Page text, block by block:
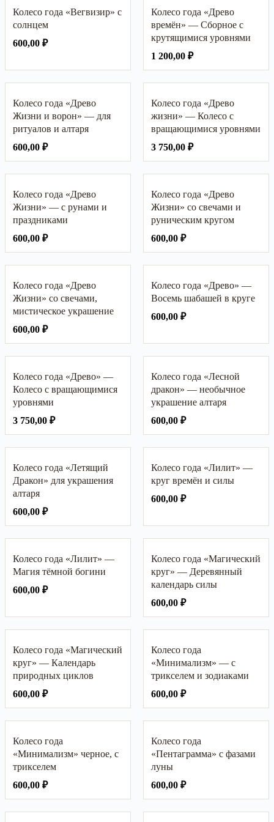
Колесо года «Вегвизир» с
солнцем
600,00 ₽
Колесо года «Древо
времён» — Сборное с
крутящимися уровнями
1 200,00 ₽
Колесо года «Древо
Жизни и ворон» — для
ритуалов и алтаря
600,00 ₽
Колесо года «Древо
жизни» — Колесо с
вращающимися уровнями
3 750,00 ₽
Колесо года «Древо
Жизни» — с рунами и
праздниками
600,00 ₽
Колесо года «Древо
Жизни» со свечами и
руническим кругом
600,00 ₽
Колесо года «Древо
Жизни» со свечами,
мистическое украшение
600,00 ₽
Колесо года «Древо» —
Восемь шабашей в круге
600,00 ₽
Колесо года «Древо» —
Колесо с вращающимися
уровнями
3 750,00 ₽
Колесо года «Лесной
дракон» — необычное
украшение алтаря
600,00 ₽
Колесо года «Летящий
Дракон» для украшения
алтаря
600,00 ₽
Колесо года «Лилит» —
круг времён и силы
600,00 ₽
Колесо года «Лилит» —
Магия тёмной богини
600,00 ₽
Колесо года «Магический
круг» — Деревянный
календарь силы
600,00 ₽
Колесо года «Магический
круг» — Календарь
природных циклов
600,00 ₽
Колесо года
«Минимализм» — с
трикселем и зодиаками
600,00 ₽
Колесо года
«Минимализм» черное, с
трикселем
600,00 ₽
Колесо года
«Пентаграмма» с фазами
луны
600,00 ₽